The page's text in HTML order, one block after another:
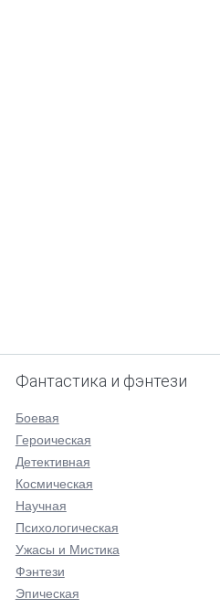
Фантастика и фэнтези
Боевая
Героическая
Детективная
Космическая
Научная
Психологическая
Ужасы и Мистика
Фэнтези
Эпическая